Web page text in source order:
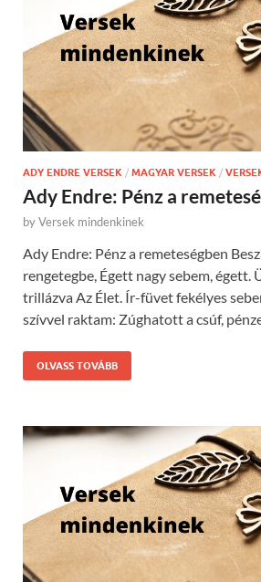
ADY ENDRE VERSEK / MAGYAR VERSEK /
Ady Endre: Pénz a
byVersek mindenkinek
Ady Endre: Pénz a remeteségben
rengetegbe, Égett nagy sebem, égett.
trillázva Az Élet. Ír-füvet fekélyes
szívvel raktam: Zúghatott a csúf,
OLVASS TOVÁBB